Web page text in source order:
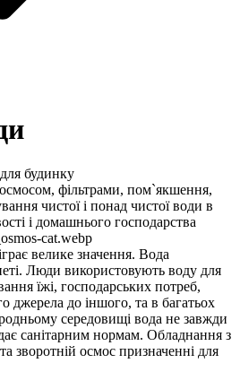
будинку
фільтрами, пом`якшення,
чистої і понад чистої води в
і домашнього господарства
cat.webp
велике значення. Вода
Люди використовують воду для
їжі, господарських потреб,
джерела до іншого, та в багатьох
середовищі вода не завжди
санітарним нормам. Обладнання з
зворотній осмос призначенні для